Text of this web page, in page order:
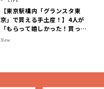
【東京駅構内「グランスタ東
京」で買える手土産！】4人が
「もらって嬉しかった！買って
よかった」スイーツを拝見♪G
New